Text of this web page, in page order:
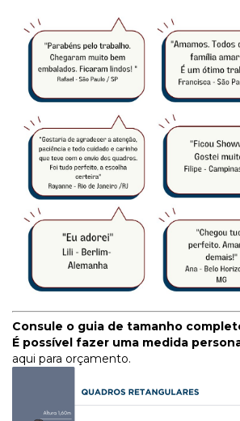
Consule o guia de tamanho
É possível fazer uma medida
aqui para orçamento.